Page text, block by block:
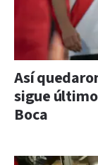
Así
sigue
Boca